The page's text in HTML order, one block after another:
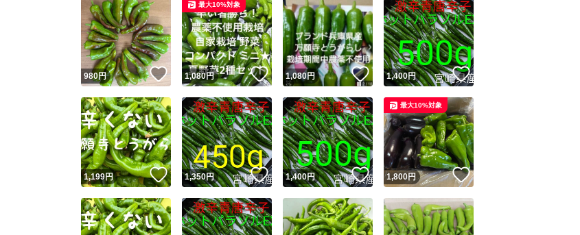
安心発送 このユーザーは設定した発送日数内に発送しています
980円 いいね！
1,080円 いいね！
最大10%対象
1,080円 いいね！
1,400円 いいね！
1,199円 いいね！
1,350円 いいね！
1,400円 いいね！
1,800円 いいね！
最大10%対象